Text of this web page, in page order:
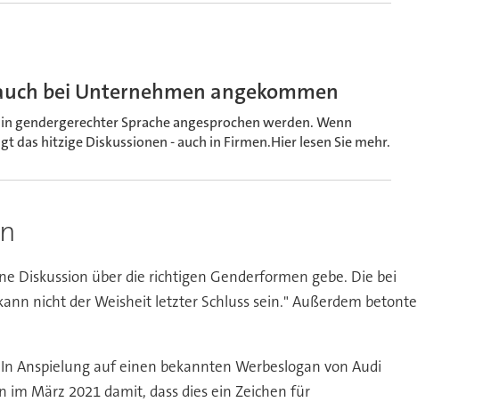
bei Unternehmen angekommen
gendergerechter Sprache angesprochen werden. Wenn
das hitzige Diskussionen - auch in Firmen.Hier lesen Sie mehr.
Diskussion über die richtigen Genderformen gebe. Die bei
nicht der Weisheit letzter Schluss sein." Außerdem betonte
Anspielung auf einen bekannten Werbeslogan von Audi
März 2021 damit, dass dies ein Zeichen für